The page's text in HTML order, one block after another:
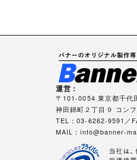
運営：
〒101-0054 東京都千代
神田錦町２丁目９ コン
TEL：03-6262-9591／
MAIL：info@banner-